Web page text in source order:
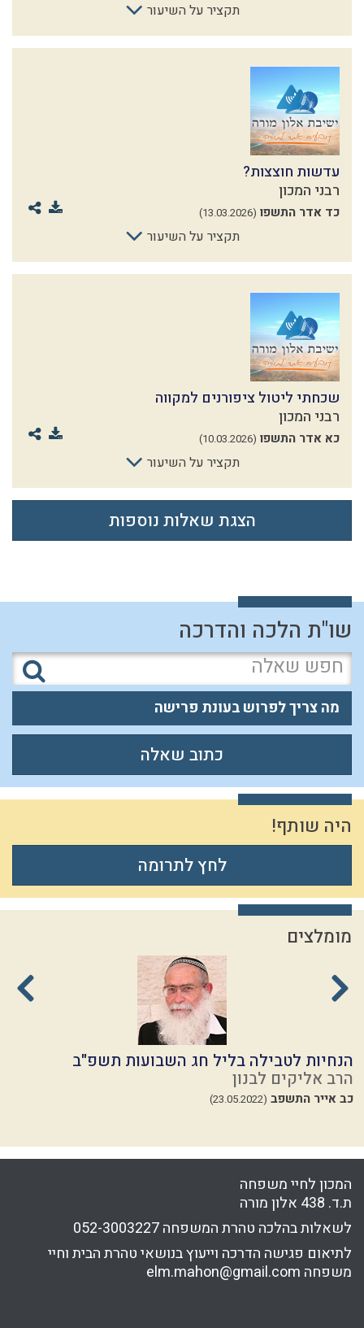
תקציר על השיעור
עדשות חוצצות?
רבני המכון
כד אדר התשפו (13.03.2026)
תקציר על השיעור
שכחתי ליטול ציפורנים למקווה
רבני המכון
כא אדר התשפו (10.03.2026)
תקציר על השיעור
הצגת שאלות נוספות
שו"ת הלכה והדרכה
מה צריך לפרוש בעונת פרישה
כתוב שאלה
היה שותף!
לחץ לתרומה
מומלצים
הנחיות לטבילה בליל חג השבועות תשפ"ב
הרב אליקים לבנון
כב אייר התשפב (23.05.2022)
המכון לחיי משפחה
ת.ד. 438 אלון מורה
לשאלות בהלכה טהרת המשפחה052-3003227
לתיאום פגישה הדרכה וייעוץ בנושאי טהרת הבית וחיי
משפחה elm.mahon@gmail.com